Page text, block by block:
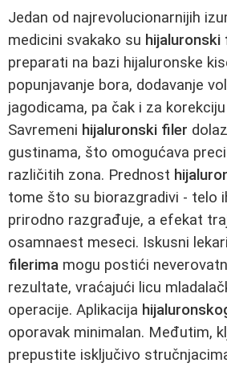
Jedan od najrevolucionarnijih
medicini svakako su hijaluronski
preparati na bazi hijaluronske
popunjavanje bora, dodavanje
jagodicama, pa čak i za
Savremeni hijaluronski filer
gustinama, što omogućava
različitih zona. Prednost
tome što su biorazgradivi - telo
prirodno razgrađuje, a efekat
osamnaest meseci. Iskusni
filerima mogu postići
rezultate, vraćajući licu
operacije. Aplikacija
oporavak minimalan. Međutim,
prepustite isključivo